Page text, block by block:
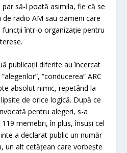
să-l poată asimila, fie că se
radio AM sau oameni care
funcții într-o organizație pentru
publicații diferite au încercat
”conducerea” ARC
absolut nimic, repetând la
de orice logică. După ce
pentru alegeri, s-a
memebri, în plus, însuși cel
a declarat public un număr
un alt cetățean care vorbește